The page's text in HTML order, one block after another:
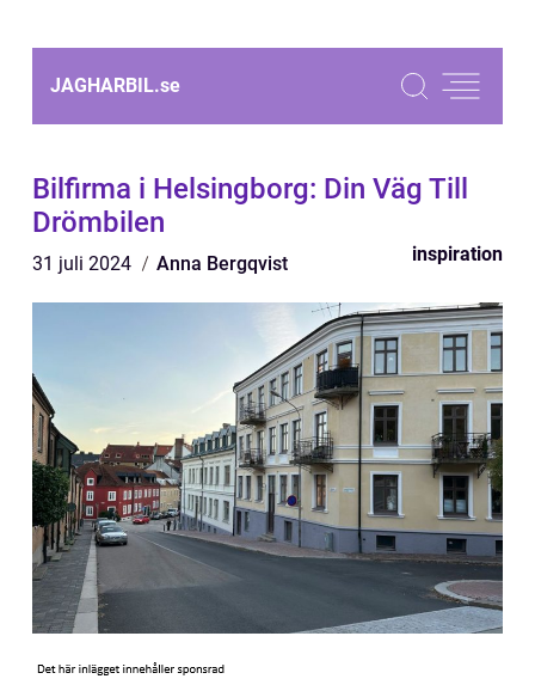
JAGHARBIL.se
Bilfirma i Helsingborg: Din Väg Till
Drömbilen
31 juli 2024 Anna Bergqvist inspiration